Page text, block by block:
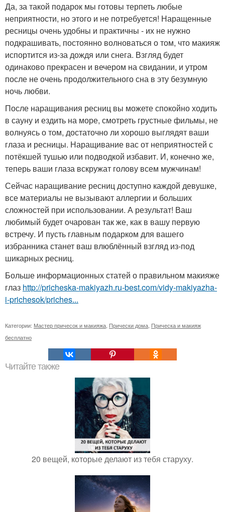
Да, за такой подарок мы готовы терпеть любые
неприятности, но этого и не потребуется! Наращенные
ресницы очень удобны и практичны - их не нужно
подкрашивать, постоянно волноваться о том, что макияж
испортится из-за дождя или снега. Взгляд будет
одинаково прекрасен и вечером на свидании, и утром
после не очень продолжительного сна в эту безумную
ночь любви.
После наращивания ресниц вы можете спокойно ходить
в сауну и ездить на море, смотреть грустные фильмы, не
волнуясь о том, достаточно ли хорошо выглядят ваши
глаза и ресницы. Наращивание вас от неприятностей с
потёкшей тушью или подводкой избавит. И, конечно же,
теперь ваши глаза вскружат голову всем мужчинам!
Сейчас наращивание ресниц доступно каждой девушке,
все материалы не вызывают аллергии и больших
сложностей при использовании. А результат! Ваш
любимый будет очарован так же, как в вашу первую
встречу. И пусть главным подарком для вашего
избранника станет ваш влюблённый взгляд из-под
шикарных ресниц.
Больше информационных статей о правильном макияже
глаз http://pricheska-makiyazh.ru-best.com/vidy-makiyazha-
i-prichesok/priches...
Категории: Мастер причесок и макияжа Прически дома Прическа и макияж
бесплатно
Читайте также
20 вещей, которые делают из тебя старуху.